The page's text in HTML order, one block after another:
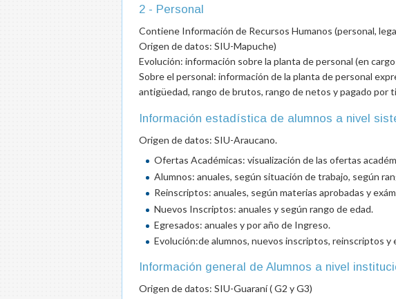
2 - Personal
Contiene Información de Recursos Humanos (personal,
Origen de datos: SIU-Mapuche)
Evolución: información sobre la planta de personal (en
Sobre el personal: información de la planta de personal
antigüedad, rango de brutos, rango de netos y pagado por
Información estadística de alumnos a nivel
Origen de datos: SIU-Araucano.
Ofertas Académicas: visualización de las ofertas
Alumnos: anuales, según situación de trabajo, según
Reinscriptos: anuales, según materias aprobadas y
Nuevos Inscriptos: anuales y según rango de edad.
Egresados: anuales y por año de Ingreso.
Evolución:de alumnos, nuevos inscriptos, reinscriptos y
Información general de Alumnos a nivel
Origen de datos: SIU-Guaraní ( G2 y G3)